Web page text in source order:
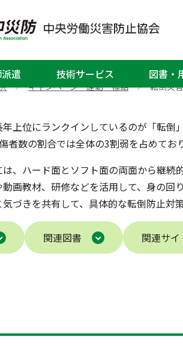
遣 技術サービス 図書・
止
は？職場での転倒
>キャンペーン・運動・標語 >転倒災
上位にランクインしているのが「転倒
者数の割合では全体の3割弱を占めて
、ハード面とソフト面の両面から継続
画教材、研修などを活用して、身の
づきを共有して、具体的な転倒防止対
関連図書 関連サイ